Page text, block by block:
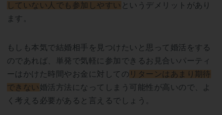
していない人でも参加しやすい というデメリットがあり
ます。
もしも本気で結婚相手を見つけたいと思って婚活をする
のであれば、単発で気軽に参加できるお見合いパーティ
ーはかけた時間やお金に対しての リターンはあまり期待
できない婚活方法になってしまう可能性が高いので、よ
く考える必要があると言えるでしょう。